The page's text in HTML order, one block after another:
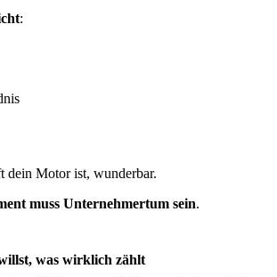
:
dein Motor ist, wunderbar.
muss Unternehmertum sein.
was wirklich zählt